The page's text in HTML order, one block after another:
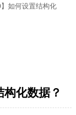
】如何设置结构化
化数据？